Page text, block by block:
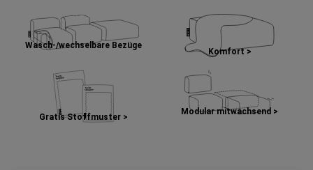
Wasch-/wechselbare Bezüge
Komfort >
Gratis Stoffmuster >
Modular mitwachsend >